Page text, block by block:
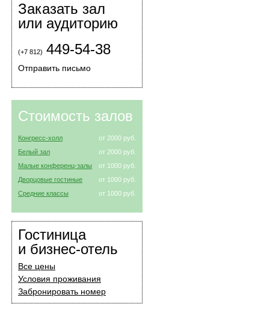
Заказать зал
или аудиторию
(+7 812) 449-54-38
Отправить письмо
Стоимость залов
Конгресс-холл
от 2000 руб.
Белый зал
от 2000 руб.
Малые конференц-залы
от 1000 руб.
Дворцовые гостиные
от 1000 руб.
Средние классы
от 1000 руб.
Гостиница
и бизнес-отель
Все цены
Условия проживания
Забронировать номер